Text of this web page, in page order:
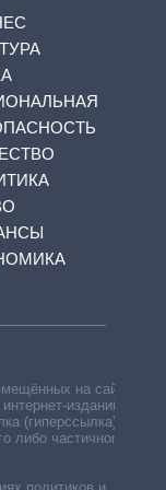
на сайте,
изданий —
(гиперссылка)
либо частичного